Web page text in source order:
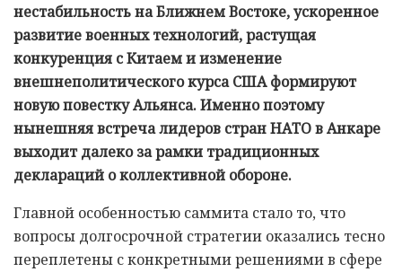
нестабильность на Ближнем Востоке, ускоренное
развитие военных технологий, растущая
конкуренция с Китаем и изменение
внешнеполитического курса США формируют
новую повестку Альянса. Именно поэтому
нынешняя встреча лидеров стран НАТО в Анкаре
выходит далеко за рамки традиционных
деклараций о коллективной обороне.
Главной особенностью саммита стало то, что
вопросы долгосрочной стратегии оказались тесно
переплетены с конкретными решениями в сфере